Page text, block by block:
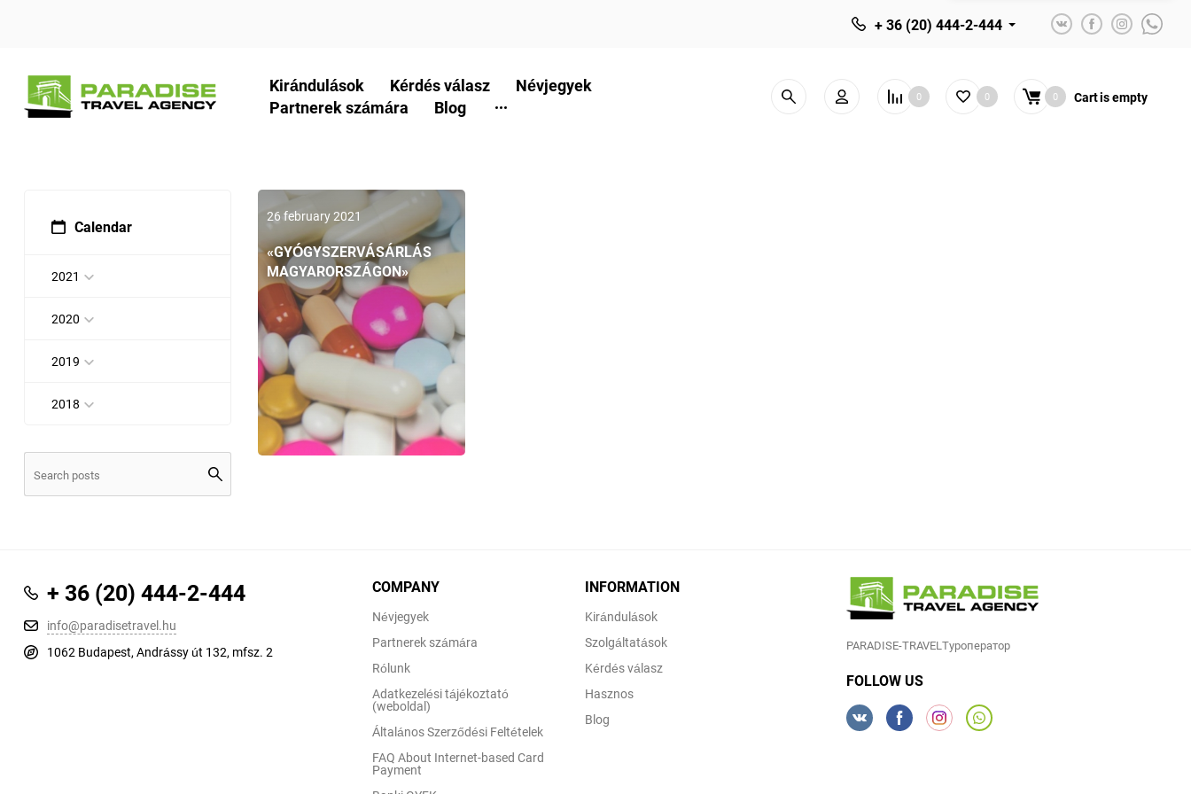
+ 36 (20) 444-2-444
Kirándulások Kérdés válasz
Névjegyek
Partnerek számára
Blog
0 0 0 Cartis empty
Calendar
2021
2020
2019
2018
26 february 2021
«GYÓGYSZERVÁSÁRLÁS
MAGYARORSZÁGON»
+ 36 (20) 444-2-444
info@paradisetravel.hu
1062 Budapest, Andrássy út 132, mfsz. 2
COMPANY
Névjegyek
Partnerek számára
Rólunk
Adatkezelési tájékoztató
(weboldal)
Általános Szerződési Feltételek
FAQ About Internet-based Card
Payment
INFORMATION
Kirándulások
Szolgáltatások
Kérdés válasz
Hasznos
Blog
PARADISE-TRAVELТуроператор
FOLLOW US